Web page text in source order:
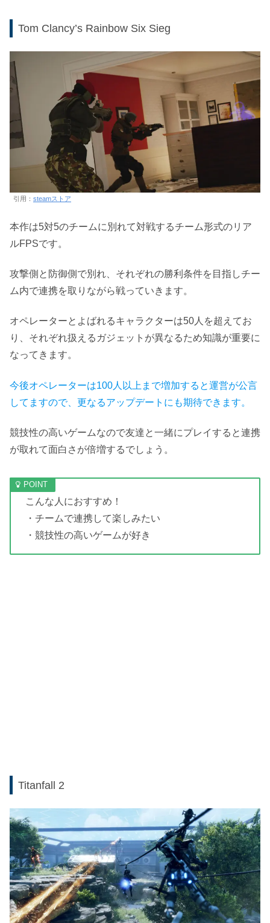
Tom Clancy’s Rainbow Six Sieg
引用： steamストア
本作は5対5のチームに別れて対戦するチーム形式のリア
ルFPSです。
攻撃側と防御側で別れ、それぞれの勝利条件を目指しチー
ム内で連携を取りながら戦っていきます。
オペレーターとよばれるキャラクターは50人を超えてお
り、それぞれ扱えるガジェットが異なるため知識が重要に
なってきます。
今後オペレーターは100人以上まで増加すると運営が公言
してますので、更なるアップデートにも期待できます。
競技性の高いゲームなので友達と一緒にプレイすると連携
が取れて面白さが倍増するでしょう。
こんな人におすすめ！
・チームで連携して楽しみたい
・競技性の高いゲームが好き
Titanfall 2